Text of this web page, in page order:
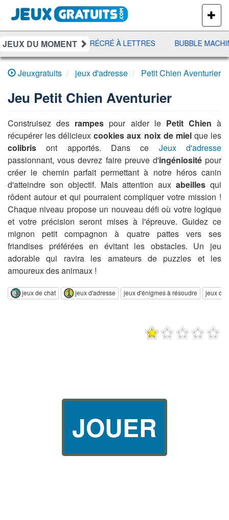
PLUS
DE
JEUX
JEUX DU MOMENT
DÉFI MAHJONG RÉCRÉ À LETTRES BUBBLE
Jeuxgratuits jeux d'adresse Petit Chien Aventurier
Jeu Petit Chien Aventurier
Construisez des rampes pour aider le Petit Chien à
récupérer les délicieuxcookies aux noix de mielque les
colibris ont apportés. Dans ce Jeux d'adresse
passionnant, vous devrez faire preuve d'ingéniositépour
créer le chemin parfait permettant à notre héros canin
d'atteindre son objectif. Mais attention auxabeilles qui
rôdent autour et qui pourraient compliquer votre mission !
Chaque niveau propose un nouveau défi où votre logique
et votre précision seront mises à l'épreuve. Guidez ce
mignon petit compagnon à quatre pattes vers ses
friandises préférées en évitant les obstacles. Un jeu
adorable qui ravira les amateurs de puzzles et les
amoureux des animaux !
jeux de chat jeux d'adresse jeux d'énigmes à résoudre jeux de
JOUER